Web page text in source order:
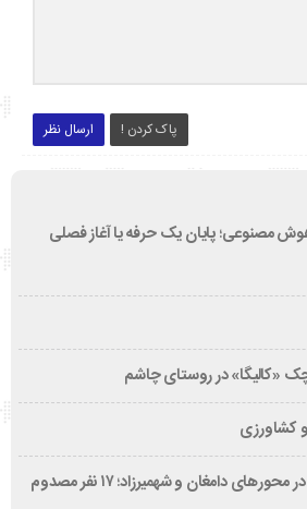
ارسال نظر پاک کردن !
مصنوعی؛ پایان یک حرفه یا آغاز فصلی
«کالیگا» در روستای چاشم
کشاورزی
وقوع دو سانحه رانندگی در محورهای دامغان و شهمیرزاد؛ ۱۷ نفر مصدوم